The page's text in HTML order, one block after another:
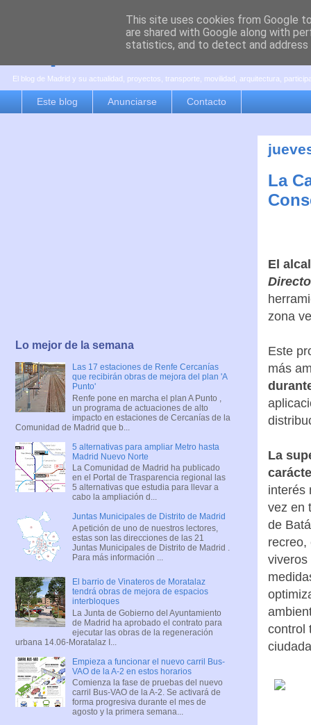
es por madrid
El blog de Madrid y su actualidad, proyectos, transporte, movilidad, arquitectura,
Este blog Anunciarse Contacto
La
El
zona
Este
más
La
interés
vez en
de
recreo,
viveros
control
Lo mejor de la semana
Las 17 estaciones de Renfe Cercanías
que recibirán obras de mejora del plan 'A
Punto'
Renfe pone en marcha el plan A Punto ,
un programa de actuaciones de alto
impacto en estaciones de Cercanías de la
Comunidad de Madrid que b...
5 alternativas para ampliar Metro hasta
Madrid Nuevo Norte
La Comunidad de Madrid ha publicado
en el Portal de Trasparencia regional las
5 alternativas que estudia para llevar a
cabo la ampliación d...
Juntas Municipales de Distrito de Madrid
A petición de uno de nuestros lectores,
estas son las direcciones de las 21
Juntas Municipales de Distrito de Madrid .
Para más información ...
El barrio de Vinateros de Moratalaz
tendrá obras de mejora de espacios
interbloques
La Junta de Gobierno del Ayuntamiento
de Madrid ha aprobado el contrato para
ejecutar las obras de la regeneración
urbana 14.06-Moratalaz I...
Empieza a funcionar el nuevo carril Bus-
VAO de la A-2 en estos horarios
Comienza la fase de pruebas del nuevo
carril Bus-VAO de la A-2. Se activará de
forma progresiva durante el mes de
agosto y la primera semana...
This site uses cookies from Google
are shared with Google along with
statistics, and to detect and address